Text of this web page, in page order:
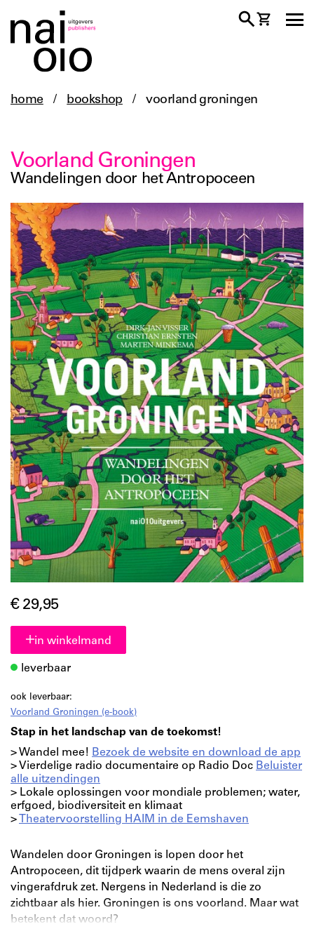
home / bookshop / voorland groningen
Voorland Groningen
Wandelingen door het Antropoceen
€ 29,95
in winkelmand
leverbaar
ook leverbaar:
Voorland Groningen (e-book)
Stap in het landschap van de toekomst!
> Wandel mee! Bezoek de website en download de app
> Vierdelige radio documentaire op Radio Doc Beluister
alle uitzendingen
> Lokale oplossingen voor mondiale problemen; water,
erfgoed, biodiversiteit en klimaat
>
Theatervoorstelling HAIM in de Eemshaven
Wandelen door Groningen is lopen door het
Antropoceen, dit tijdperk waarin de mens overal zijn
vingerafdruk zet. Nergens in Nederland is die zo
zichtbaar als hier. Groningen is ons voorland. Maar wat
betekent dat woord?